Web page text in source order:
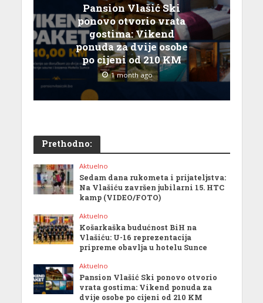
Pansion Vlašić Ski
ponovo otvorio vrata
gostima: Vikend
ponuda za dvije osobe
po cijeni od 210 KM
1 month ago
Prethodno:
Aktuelno
Sedam dana rukometa i prijateljstva:
Na Vlašiću završen jubilarni 15. HTC
kamp (VIDEO/FOTO)
Aktuelno
Košarkaška budućnost BiH na
Vlašiću: U-16 reprezentacija
pripreme obavlja u hotelu Sunce
Aktuelno
Pansion Vlašić Ski ponovo otvorio
vrata gostima: Vikend ponuda za
dvije osobe po cijeni od 210 KM